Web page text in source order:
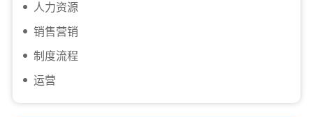
人力资源
销售营销
制度流程
运营